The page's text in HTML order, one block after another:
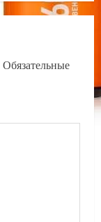
Обязательные